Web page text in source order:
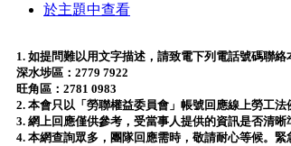
於主題中查看
1. 如提問難以用文字描述，請致電下列電話號碼聯絡
深水埗區：2779 7922
旺角區：2781 0983
2. 本會只以「勞聯權益委員會」帳號回應線上勞工
3. 網上回應僅供參考，受當事人提供的資訊是否清晰
4. 本網查詢眾多，團隊回應需時，敬請耐心等候。緊